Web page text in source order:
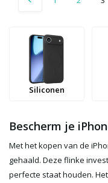
Siliconen
Bescherm je
Met het kopen van de
gehaald. Deze flinke
perfecte staat houden.